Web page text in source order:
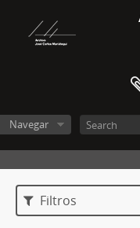
Navegar
Filtros